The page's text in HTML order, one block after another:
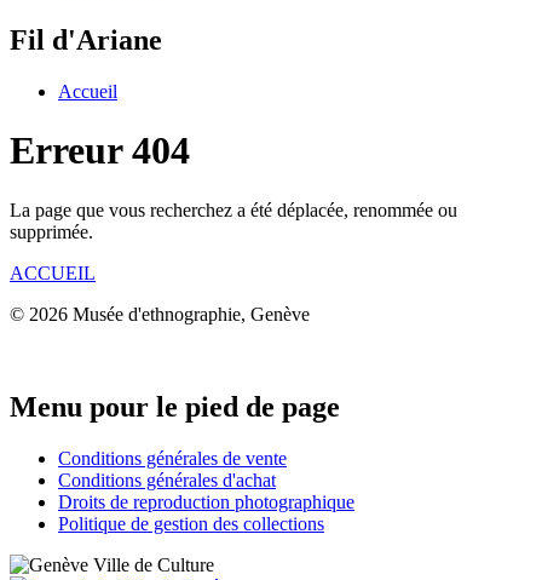
Fil d'Ariane
Accueil
Erreur 404
La page que vous recherchez a été déplacée, renommée ou
supprimée.
ACCUEIL
© 2026 Musée d'ethnographie, Genève
Menu pour le pied de page
Conditions générales de vente
Conditions générales d'achat
Droits de reproduction photographique
Politique de gestion des collections